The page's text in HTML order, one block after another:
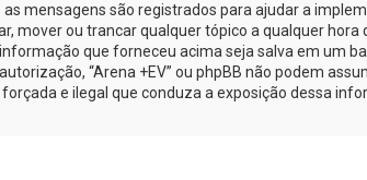
mensagens são registrados para ajudar a
mover ou trancar qualquer tópico a qualquer
que forneceu acima seja salva em um
“Arena +EV” ou phpBB não podem
e ilegal que conduza a exposição dessa